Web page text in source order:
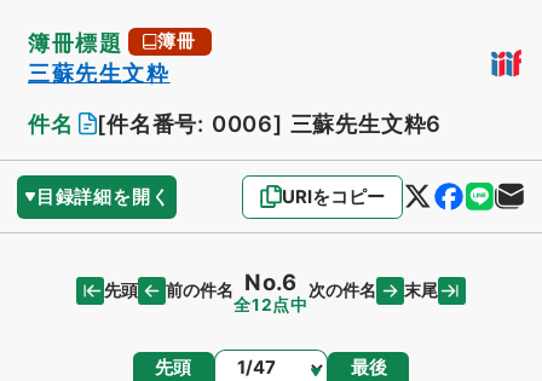
簿冊標題 簿冊
三蘇先生文粋
件名
[件名番号: 0006] 三蘇先生文粋6
目録詳細を開く URIをコピー
先頭 前の件名 No.6
全12点中
次の件名 末尾
先頭 ページ 最後